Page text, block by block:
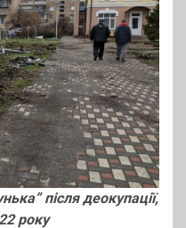
після деокупації,
року